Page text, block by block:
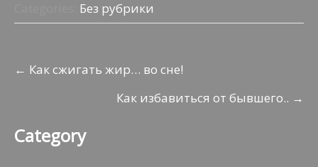
o
k
er o
kl
s
ni
A
p
a
а
в
т
ь
Без рубрики
Навигация
записям
← Как сжигать жир… во сне!
Как избавиться от бывшего.. →
Category